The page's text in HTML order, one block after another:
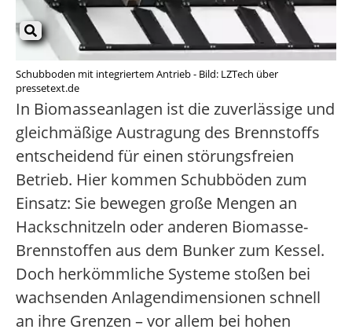
Schubboden mit integriertem Antrieb - Bild: LZTech über
pressetext.de
In Biomasseanlagen ist die zuverlässige und
gleichmäßige Austragung des Brennstoffs
entscheidend für einen störungsfreien
Betrieb. Hier kommen Schubböden zum
Einsatz: Sie bewegen große Mengen an
Hackschnitzeln oder anderen Biomasse-
Brennstoffen aus dem Bunker zum Kessel.
Doch herkömmliche Systeme stoßen bei
wachsenden Anlagendimensionen schnell
an ihre Grenzen – vor allem bei hohen